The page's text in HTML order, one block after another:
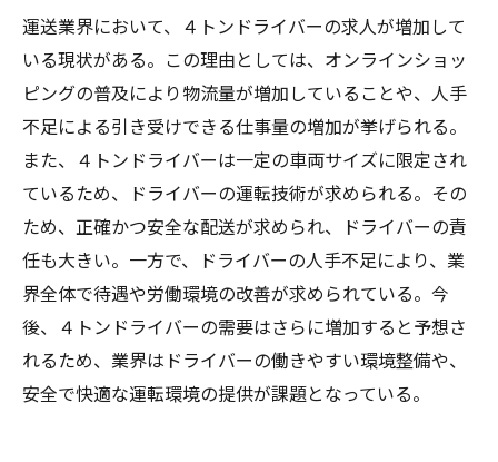
運送業界において、４トンドライバーの求人が増加して
いる現状がある。この理由としては、オンラインショッ
ピングの普及により物流量が増加していることや、人手
不足による引き受けできる仕事量の増加が挙げられる。
また、４トンドライバーは一定の車両サイズに限定され
ているため、ドライバーの運転技術が求められる。その
ため、正確かつ安全な配送が求められ、ドライバーの責
任も大きい。一方で、ドライバーの人手不足により、業
界全体で待遇や労働環境の改善が求められている。今
後、４トンドライバーの需要はさらに増加すると予想さ
れるため、業界はドライバーの働きやすい環境整備や、
安全で快適な運転環境の提供が課題となっている。